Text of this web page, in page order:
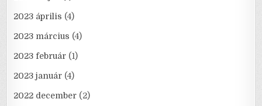
2023 április (4)
2023 március (4)
2023 február (1)
2023 január (4)
2022 december (2)